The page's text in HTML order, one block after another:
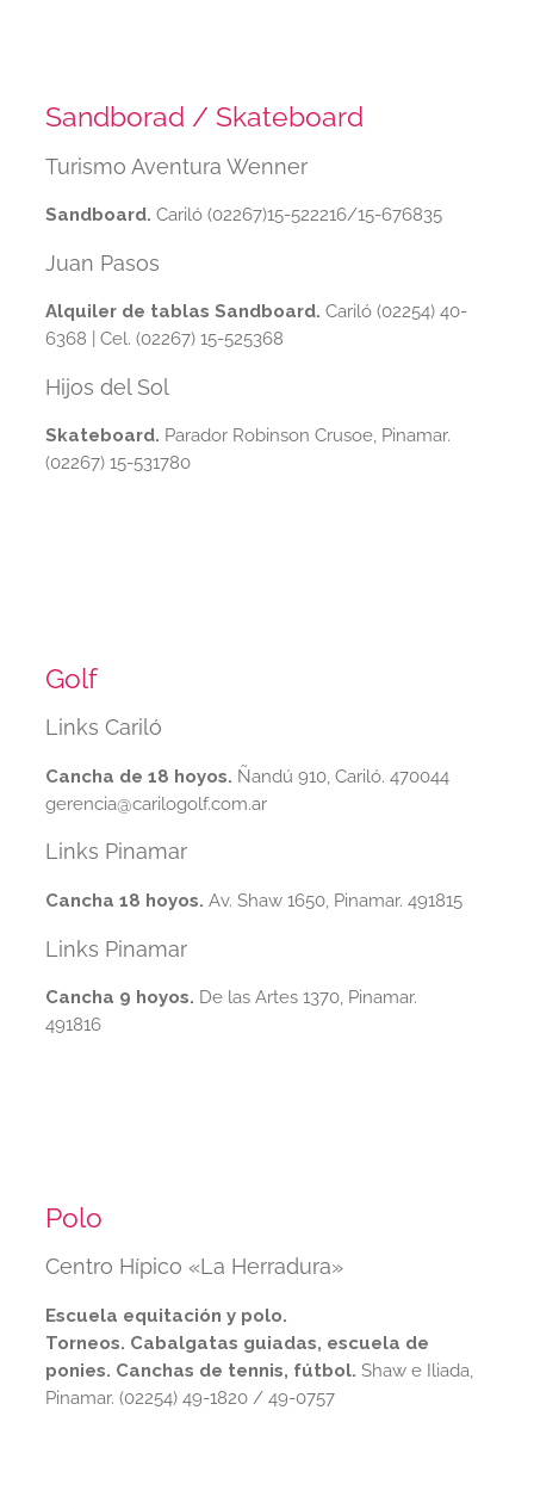
Sandborad / Skateboard
Turismo Aventura Wenner
Sandboard. Cariló (02267)15-522216/15-676835
Juan Pasos
Alquiler de tablas Sandboard. Cariló (02254) 40-
6368 | Cel. (02267) 15-525368
Hijos del Sol
Skateboard. Parador Robinson Crusoe, Pinamar.
(02267) 15-531780
Golf
Links Cariló
Cancha de 18 hoyos. Ñandú 910, Cariló. 470044
gerencia@carilogolf.com.ar
Links Pinamar
Cancha 18 hoyos. Av. Shaw 1650, Pinamar. 491815
Links Pinamar
Cancha 9 hoyos. De las Artes 1370, Pinamar.
491816
Polo
Centro Hípico «La Herradura»
Escuela equitación y polo.
Torneos. Cabalgatas guiadas, escuela de
ponies. Canchas de tennis, fútbol. Shaw e Iliada,
Pinamar. (02254) 49-1820 / 49-0757